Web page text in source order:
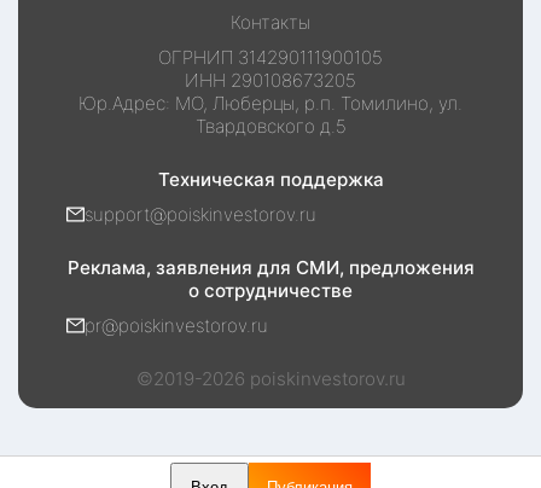
Контакты
ОГРНИП 314290111900105
ИНН 290108673205
Юр.Адрес: МО, Люберцы, р.п. Томилино, ул.
Твардовского д.5
Техническая поддержка
support@poiskinvestorov.ru
Реклама, заявления для СМИ, предложения
о сотрудничестве
pr@poiskinvestorov.ru
©2019-2026 poiskinvestorov.ru